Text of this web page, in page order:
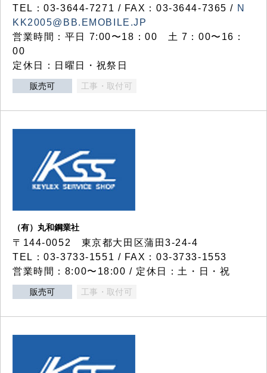
TEL：03‐3644‐7271 / FAX：03-3644-7365 / N
KK2005@BB.EMOBILE.JP
営業時間：平日 7:00〜18：00 土 7：00〜16：
00
定休日：日曜日・祝祭日
販売可 工事・取付可
（有）丸和鋼業社
〒144-0052 東京都大田区蒲田3-24-4
TEL：03-3733-1551 / FAX：03-3733-1553
営業時間：8:00〜18:00 / 定休日：土・日・祝
販売可 工事・取付可